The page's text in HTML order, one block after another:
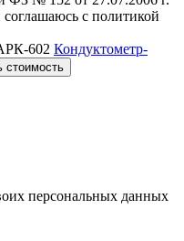
с политикой
Кондуктометр-
стоимость
персональных данных